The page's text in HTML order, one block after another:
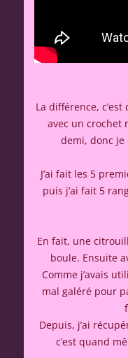
La différence,
avec un crochet
demi, donc je
J’ai fait les 5
puis j’ai fait 5
En fait, une
boule. Ensuite
Comme j’avais
mal galéré pour
Depuis, j’ai
c’est quand